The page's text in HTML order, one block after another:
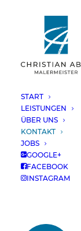
START
LEISTUNGEN
ÜBER UNS
KONTAKT
JOBS
GOOGLE+
FACEBOOK
INSTAGRAM